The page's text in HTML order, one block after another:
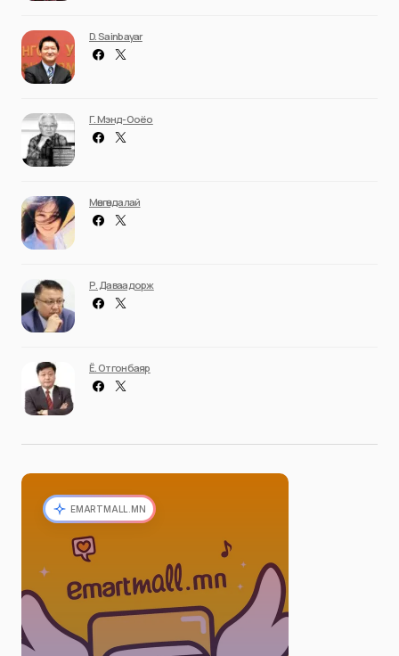
D. Sainbayar
Г. Мэнд-Ооёо
Мөнгөндалай
Р. Даваадорж
Ё. Отгонбаяр
EMARTMALL.MN